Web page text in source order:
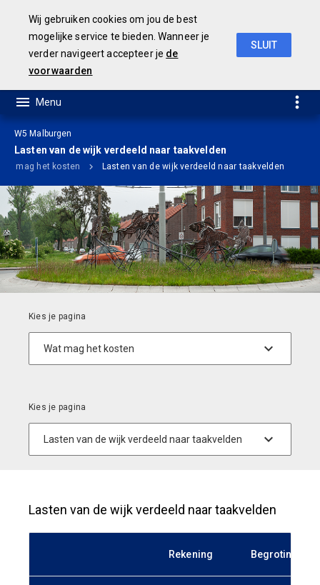
W5 Malburgen
Lasten van de wijk verdeeld naar taakvelden
mag het kosten Lasten van de wijk verdeeld naar taakvelden
Lasten van de wijk verdeeld naar taakvelden
Rekening Begroting
Wij gebruiken cookies om jou de best
mogelijke service te bieden. Wanneer je
verder navigeert accepteer je de
voorwaarden
SLUIT